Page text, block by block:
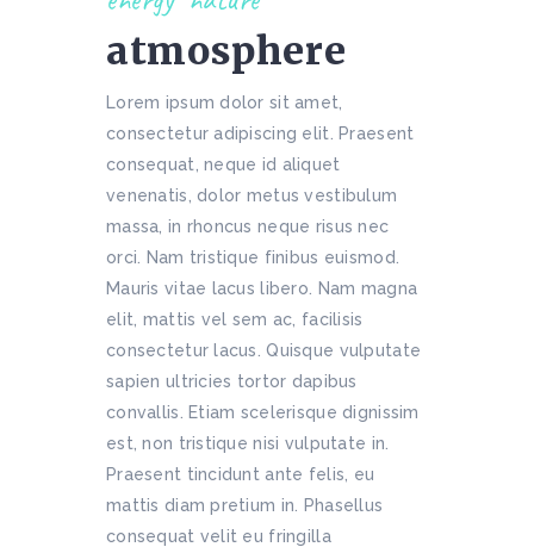
atmosphere
Lorem ipsum dolor sit amet,
consectetur adipiscing elit. Praesent
consequat, neque id aliquet
venenatis, dolor metus vestibulum
massa, in rhoncus neque risus nec
orci. Nam tristique finibus euismod.
Mauris vitae lacus libero. Nam magna
elit, mattis vel sem ac, facilisis
consectetur lacus. Quisque vulputate
sapien ultricies tortor dapibus
convallis. Etiam scelerisque dignissim
est, non tristique nisi vulputate in.
Praesent tincidunt ante felis, eu
mattis diam pretium in. Phasellus
consequat velit eu fringilla